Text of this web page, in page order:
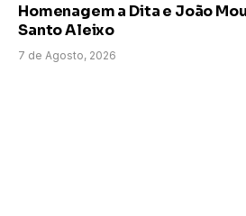
Homenagem a Dita e João
Santo Aleixo
7 de Agosto, 2026